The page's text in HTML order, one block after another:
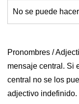
No se puede
Pronombres /
mensaje central. Si
central no se los
adjectivo